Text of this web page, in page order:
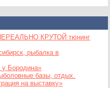
КРУТОЙ тюнинг
рыбалка в
у Бородина»
базы, отдых.
на выставку»